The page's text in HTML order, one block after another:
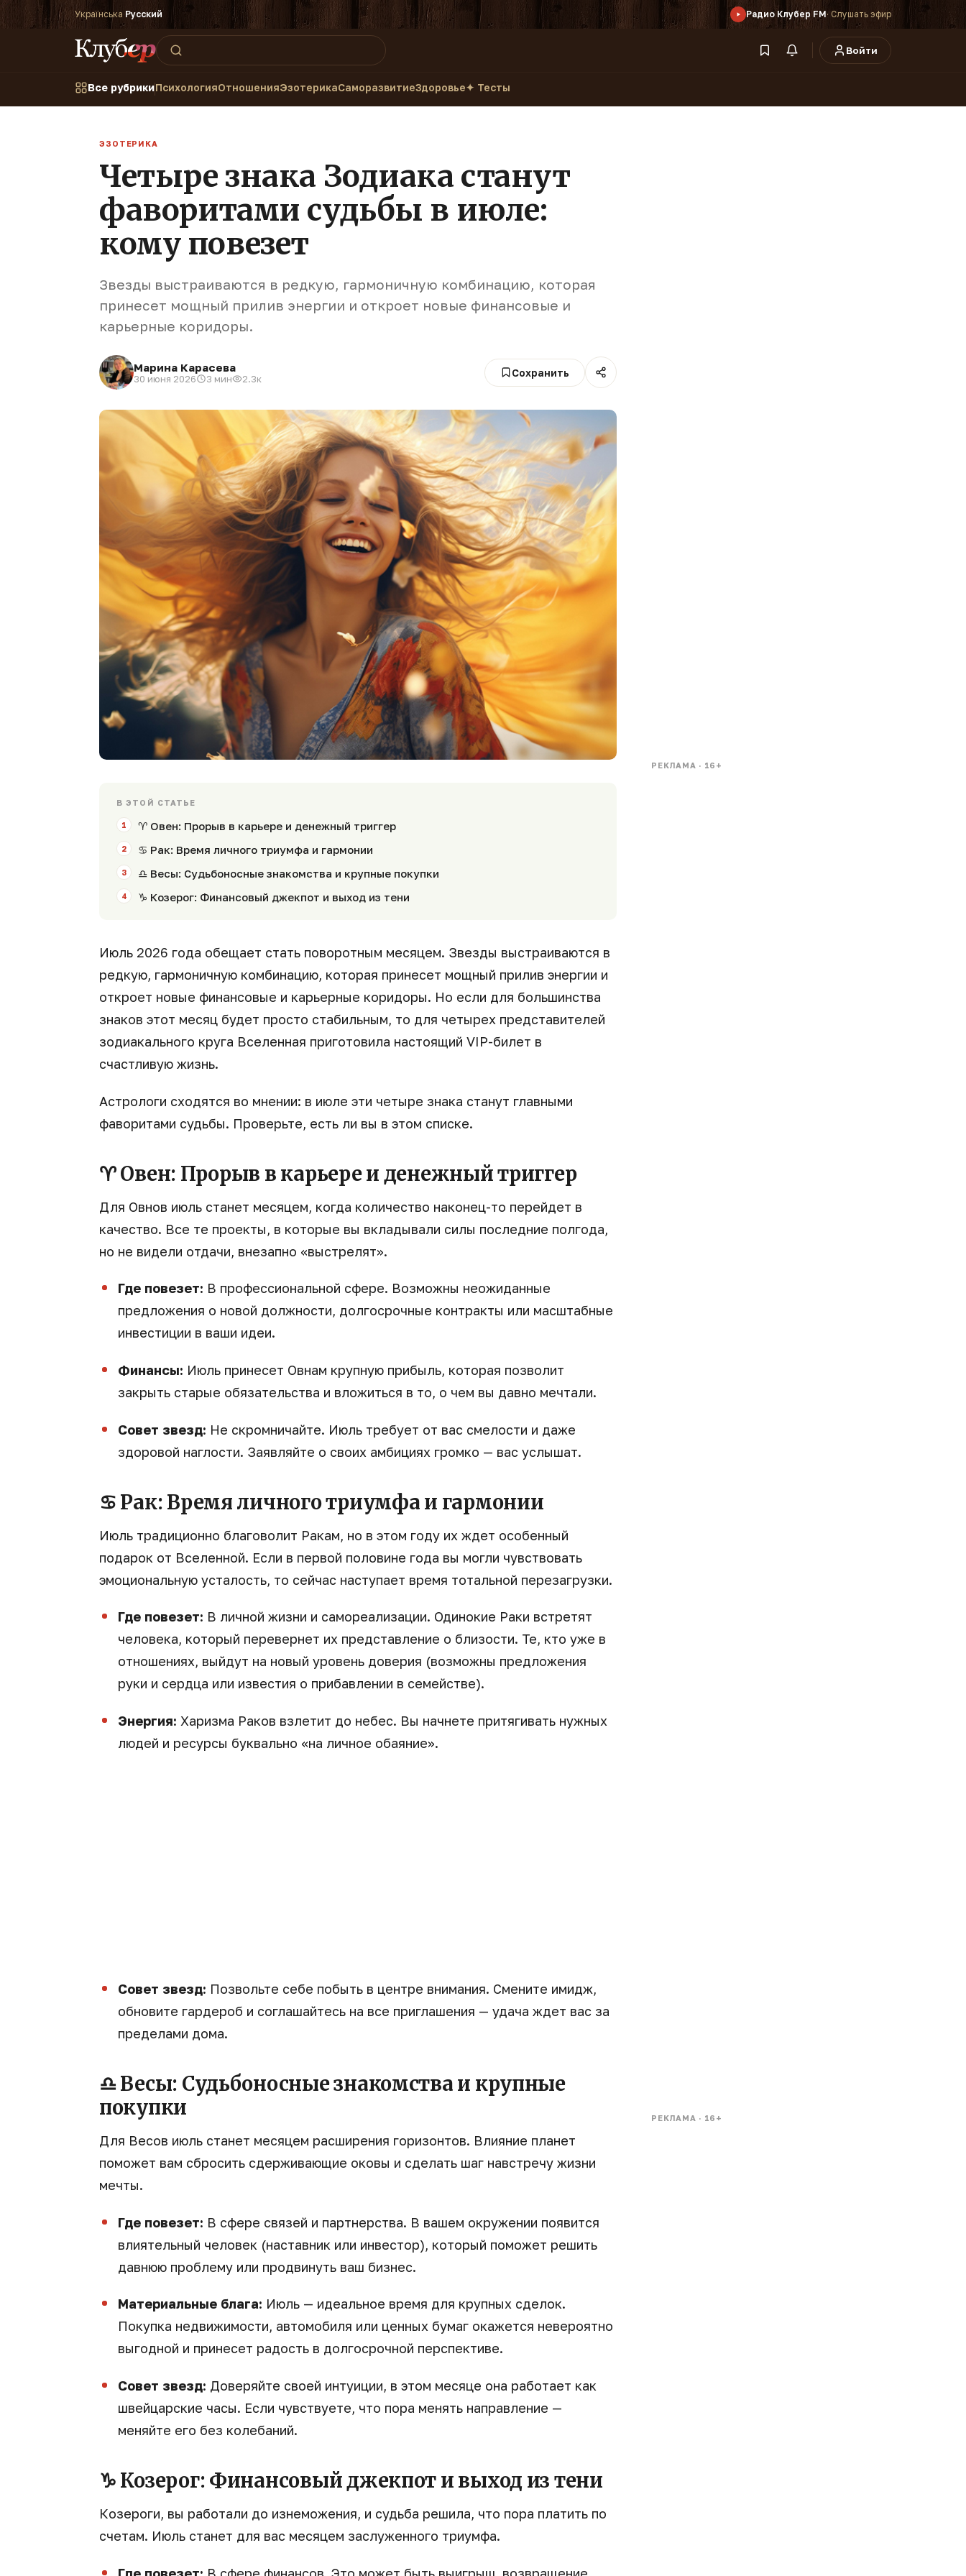
Українська·Русский Радио Клубер FM· Слушать эфир
Войти
Все рубрикиПсихологияОтношенияЭзотерикаСаморазвитиеЗдоровье✦ Тесты
ЭЗОТЕРИКА
Четыре знака Зодиака станут
фаворитами судьбы в июле:
кому повезет
Звезды выстраиваются в редкую, гармоничную комбинацию, которая
принесет мощный прилив энергии и откроет новые финансовые и
карьерные коридоры.
Марина Карасева
30 июня 2026 3 мин 2.3к
Сохранить
В ЭТОЙ СТАТЬЕ
♈ Овен: Прорыв в карьере и денежный триггер
♋ Рак: Время личного триумфа и гармонии
♎ Весы: Судьбоносные знакомства и крупные покупки
♑ Козерог: Финансовый джекпот и выход из тени
Июль 2026 года обещает стать поворотным месяцем. Звезды выстраиваются в
редкую, гармоничную комбинацию, которая принесет мощный прилив энергии и
откроет новые финансовые и карьерные коридоры. Но если для большинства
знаков этот месяц будет просто стабильным, то для четырех представителей
зодиакального круга Вселенная приготовила настоящий VIP-билет в
счастливую жизнь.
Астрологи сходятся во мнении: в июле эти четыре знака станут главными
фаворитами судьбы. Проверьте, есть ли вы в этом списке.
♈ Овен: Прорыв в карьере и денежный триггер
Для Овнов июль станет месяцем, когда количество наконец-то перейдет в
качество. Все те проекты, в которые вы вкладывали силы последние полгода,
но не видели отдачи, внезапно «выстрелят».
Где повезет: В профессиональной сфере. Возможны неожиданные
предложения о новой должности, долгосрочные контракты или масштабные
инвестиции в ваши идеи.
Финансы: Июль принесет Овнам крупную прибыль, которая позволит
закрыть старые обязательства и вложиться в то, о чем вы давно мечтали.
Совет звезд: Не скромничайте. Июль требует от вас смелости и даже
здоровой наглости. Заявляйте о своих амбициях громко — вас услышат.
♋ Рак: Время личного триумфа и гармонии
Июль традиционно благоволит Ракам, но в этом году их ждет особенный
подарок от Вселенной. Если в первой половине года вы могли чувствовать
эмоциональную усталость, то сейчас наступает время тотальной перезагрузки.
Где повезет: В личной жизни и самореализации. Одинокие Раки встретят
человека, который перевернет их представление о близости. Те, кто уже в
отношениях, выйдут на новый уровень доверия (возможны предложения
руки и сердца или известия о прибавлении в семействе).
Энергия: Харизма Раков взлетит до небес. Вы начнете притягивать нужных
людей и ресурсы буквально «на личное обаяние».
Совет звезд: Позвольте себе побыть в центре внимания. Смените имидж,
обновите гардероб и соглашайтесь на все приглашения — удача ждет вас за
пределами дома.
♎ Весы: Судьбоносные знакомства и крупные
покупки
Для Весов июль станет месяцем расширения горизонтов. Влияние планет
поможет вам сбросить сдерживающие оковы и сделать шаг навстречу жизни
мечты.
Где повезет: В сфере связей и партнерства. В вашем окружении появится
влиятельный человек (наставник или инвестор), который поможет решить
давнюю проблему или продвинуть ваш бизнес.
Материальные блага: Июль — идеальное время для крупных сделок.
Покупка недвижимости, автомобиля или ценных бумаг окажется невероятно
выгодной и принесет радость в долгосрочной перспективе.
Совет звезд: Доверяйте своей интуиции, в этом месяце она работает как
швейцарские часы. Если чувствуете, что пора менять направление —
меняйте его без колебаний.
♑ Козерог: Финансовый джекпот и выход из тени
Козероги, вы работали до изнеможения, и судьба решила, что пора платить по
счетам. Июль станет для вас месяцем заслуженного триумфа.
РЕКЛАМА · 16+
РЕКЛАМА · 16+